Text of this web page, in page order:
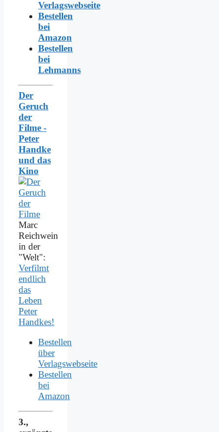
Verlagswebseite
Bestellen
bei
Amazon
Bestellen
bei
Lehmanns
Der
Geruch
der
Filme -
Peter
Handke
und das
Kino
Marc
Reichwein
in der
"Welt":
Verfilmt
endlich
das
Leben
Peter
Handkes!
Bestellen
über
Verlagswebseite
Bestellen
bei
Amazon
3.,